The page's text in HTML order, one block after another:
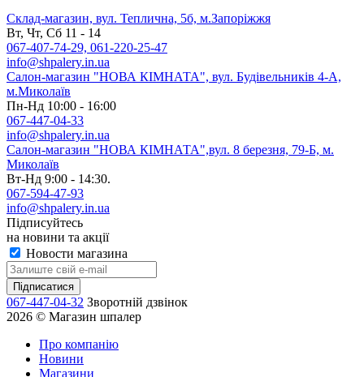
Склад-магазин, вул. Теплична, 5б, м.Запоріжжя
Вт, Чт, Сб 11 - 14
067-407-74-29, 061-220-25-47
info@shpalery.in.ua
Салон-магазин "НОВА КІМНАТА", вул. Будівельників 4-А,
м.Миколаїв
Пн-Нд 10:00 - 16:00
067-447-04-33
info@shpalery.in.ua
Салон-магазин "НОВА КІМНАТА",вул. 8 березня, 79-Б, м.
Миколаїв
Вт-Нд 9:00 - 14:30.
067-594-47-93
info@shpalery.in.ua
Підписуйтесь
на новини та акції
Новости магазина
067-447-04-32 Зворотній дзвінок
2026 © Магазин шпалер
Про компанію
Новини
Магазини